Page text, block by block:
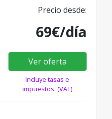
Precio desde:
69€/día
Ver oferta
Incluye tasas e
impuestos. (VAT)